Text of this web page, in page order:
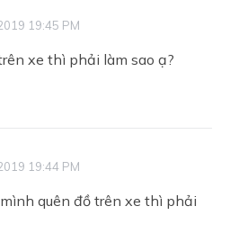
19:45 PM
xe thì phải làm sao ạ?
19:44 PM
quên đồ trên xe thì phải